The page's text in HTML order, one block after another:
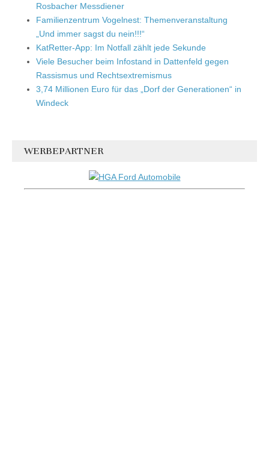
Rosbacher Messdiener
Familienzentrum Vogelnest: Themenveranstaltung
„Und immer sagst du nein!!!“
KatRetter-App: Im Notfall zählt jede Sekunde
Viele Besucher beim Infostand in Dattenfeld gegen
Rassismus und Rechtsextremismus
3,74 Millionen Euro für das „Dorf der Generationen“ in
Windeck
WERBEPARTNER